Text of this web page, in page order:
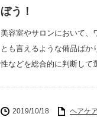
ぼう！
美容室やサロンにおいて、
とも言えるような備品ば
性などを総合的に判断し
2019/10/18 ヘアケア